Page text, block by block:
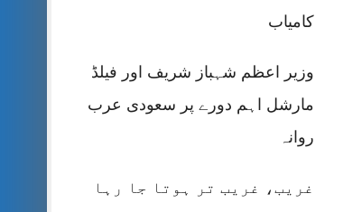
کامیاب
وزیر اعظم شہباز شریف اور فیلڈ
مارشل اہم دورے پر سعودی عرب
روانہ
غریب، غریب تر ہوتا جا رہا